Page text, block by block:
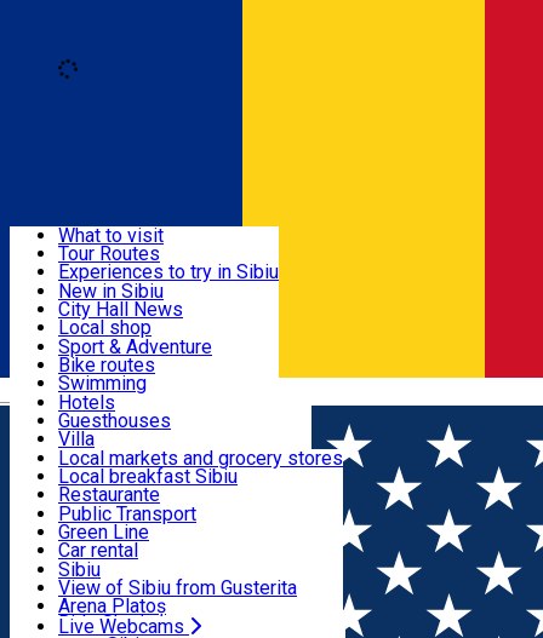
Română
Useful info
Activities & Adventure
Accommodation
Food, Drinks & Nightlife
Transport & Parking
Live Webcams
What to visit
Tour Routes
Experiences to try in Sibiu
Podcast
Culture
Museums
Churches
Parks, Zoo
County of Sibiu
New in Sibiu
City Hall News
Local shop
Sibiu artisans
Sibiul Verde
Public services
Education
How do I get to Sibiu
Tourist Info
Tour Guides
Guided tours
Publicații locale
Beauty salons
Sport & Adventure
Bike routes
Swimming
Riding
Indoor activities
Loc de joacă indoor
Loc de joacă outdoor
Ski
Ice skating
Yoga
Hotels
Guesthouses
Villa
Hostels
Motel
Camping
Renting rooms
Rooms for rent
Accommodation outside Sibiu
Local markets and grocery stores
Local breakfast Sibiu
Restaurante
Pizza
Fast Food
Coffee
Sweets
Pub, Bar
Night clubs
Bakeries
Public Transport
Green Line
Car rental
Rent a bike
Scooter rentals
Taxi
Ride Sharing
Sibiu
View of Sibiu from Gusterita
Arena Platoș
Live Webcams